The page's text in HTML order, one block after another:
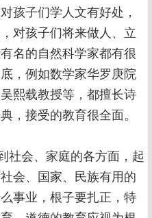
孩子们学人文有好处，
对孩子们将来做人、立
名的自然科学家都有很
，例如数学家华罗庚院
熙载教授等，都擅长诗
，接受的教育很全面。
社会、家庭的各方面，起
会、国家、民族有用的
事业，根子要扎正，特